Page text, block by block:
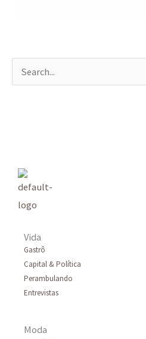
Vida
Gastrô
Capital & Política
Perambulando
Entrevistas
Moda